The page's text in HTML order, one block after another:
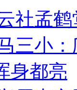
社孟
三小
身都亮